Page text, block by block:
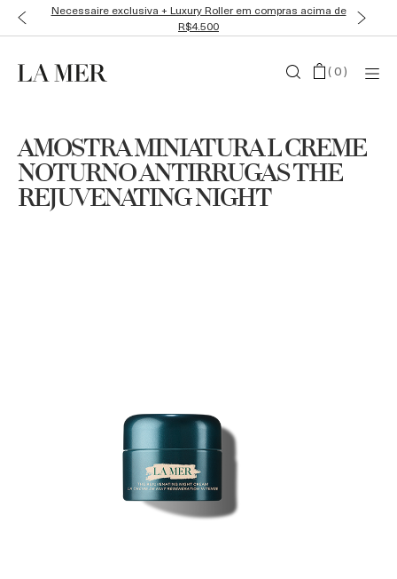
Necessaire exclusiva + Luxury Roller em compras acima de
R$4.500
(0)
AMOSTRA MINIATURA L CREME
NOTURNO ANTIRRUGAS THE
REJUVENATING NIGHT